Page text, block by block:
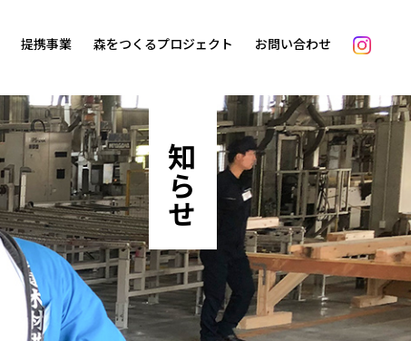
提携事業 森をつくるプロジェクト お問い合わせ
お知らせ